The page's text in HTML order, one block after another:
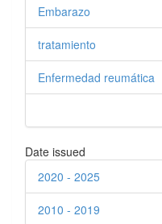
Embarazo
tratamiento
Enfermedad reumática
Date issued
2020 - 2025
2010 - 2019